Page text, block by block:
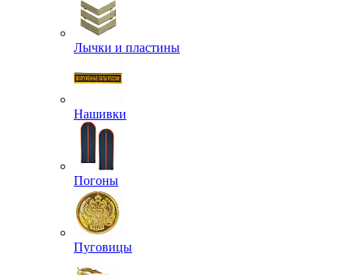
Лычки и пластины
Нашивки
Погоны
Пуговицы